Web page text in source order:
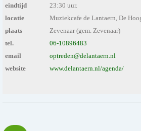
eindtijd
23:30 uur.
locatie
Muziekcafe de Lantaern, De
plaats
Zevenaar (gem. Zevenaar)
tel.
06-10896483
email
optreden@delantaern.nl
website
www.delantaern.nl/agenda/